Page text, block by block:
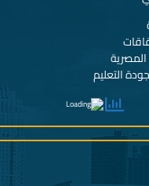
التعليم